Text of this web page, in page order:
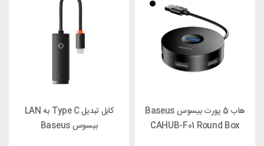
هاب 5 پورت بیسوس Baseus
CAHUB-F01 Round Box
کابل تبدیل Type C به LAN
بیسوس Baseus